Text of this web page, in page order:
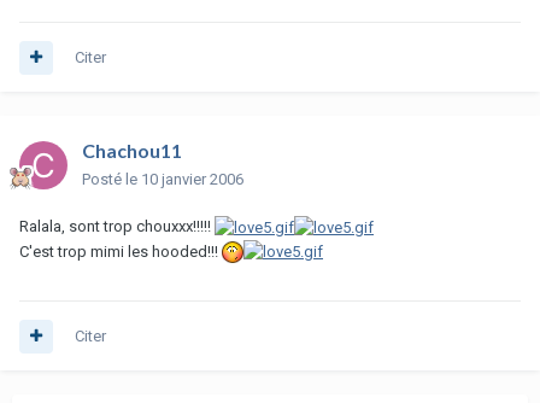
Citer
Chachou11
Posté le 10 janvier 2006
Ralala, sont trop chouxxx!!!!!
C'est trop mimi les hooded!!!
Citer